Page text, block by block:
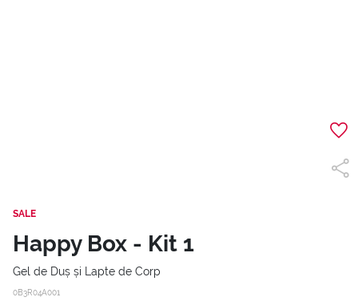
SALE
Happy Box - Kit 1
Gel de Duș și Lapte de Corp
0B3R04A001